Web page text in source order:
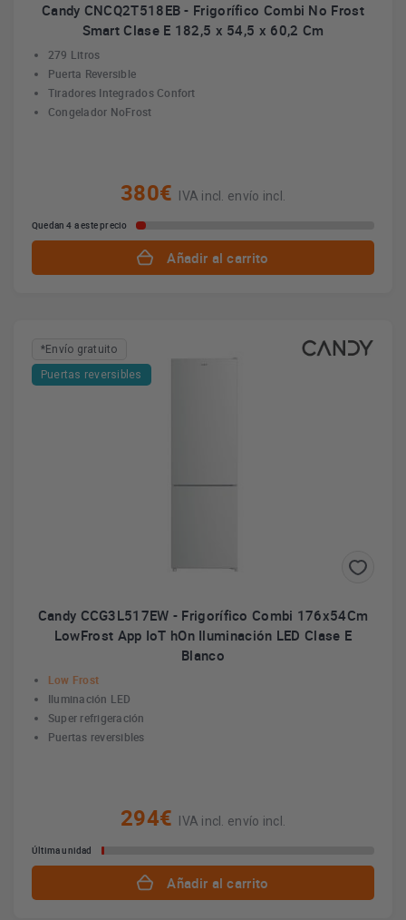
Candy CNCQ2T518EB - Frigorífico Combi No Frost
Smart Clase E 182,5 x 54,5 x 60,2 Cm
279 Litros
Puerta Reversible
Tiradores Integrados Confort
Congelador NoFrost
380€ IVA incl. envío incl.
Quedan 4 a este precio
Añadir al carrito
*Envío gratuito
Puertas reversibles
Candy CCG3L517EW - Frigorífico Combi 176x54Cm
LowFrost App IoT hOn Iluminación LED Clase E
Blanco
Low Frost
Iluminación LED
Super refrigeración
Puertas reversibles
294€ IVA incl. envío incl.
Última unidad
Añadir al carrito